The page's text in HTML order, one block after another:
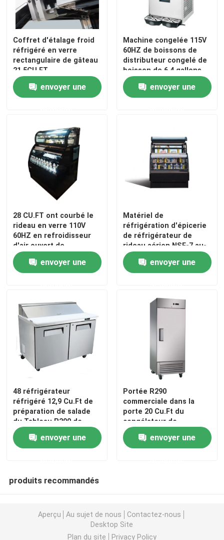
Aperçu
Produits
A propos de nous
Contrôle de la qualité
Contact
Tous les cas
Vitrine frigorifiée de boulangerie
Marchandiseurs de verre de porte
congélateur d'affichage de crème glacée
Portée dans le réfrigérateur
sous le contre- congélateur de réfrigérateur
Tableau réfrigéré de préparation
Machine à glaçons commerciale
Coffret d'étalage froid
réfrigéré en verre
rectangulaire de gâteau
21.5CU.FT
envoyer une
Machine congelée 115V
60HZ de boissons de
distributeur congelé de
boisson de 6,4 gallons
double
envoyer une
28 CU.FT ont courbé le
rideau en verre 110V
60HZ en refroidisseur
d'air ouvert de
réfrigérateur
envoyer une
Matériel de
réfrigération d'épicerie
de réfrigérateur de
rideau aérien NSF-7 au-
dessous de 40℉
envoyer une
48 réfrigérateur
réfrigéré 12,9 Cu.Ft de
préparation de salade
du Tableau R290 de
préparation de pouce
envoyer une
Portée R290
commerciale dans la
porte 20 Cu.Ft du
congélateur de
réfrigérateur 1
envoyer une
produits recommandés
Aperçu Au sujet de nous
Contactez-nous
Desktop Site
Plan du site
Privacy Policy